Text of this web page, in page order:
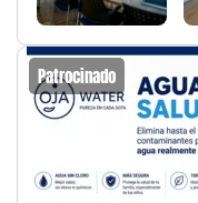
Patrocinado